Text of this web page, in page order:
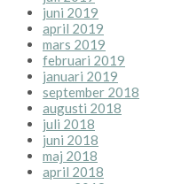
juni 2019
april 2019
mars 2019
februari 2019
januari 2019
september 2018
augusti 2018
juli 2018
juni 2018
maj 2018
april 2018